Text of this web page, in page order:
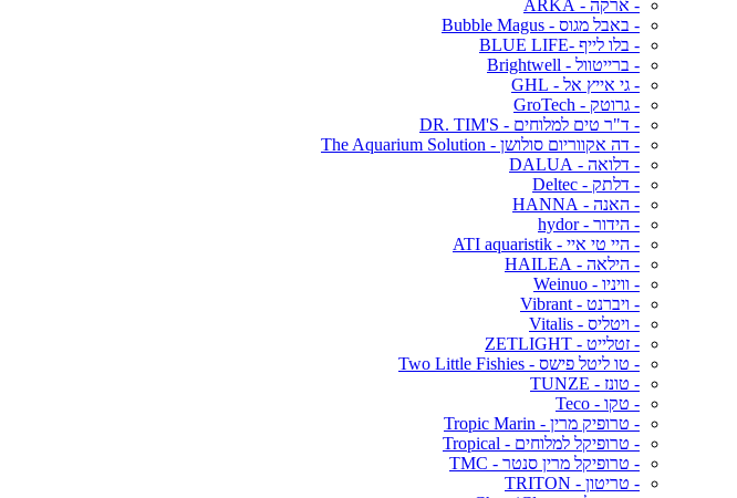
- ארקה - ARKA
- באבל מגוס - Bubble Magus
- בלו לייף -BLUE LIFE
- ברייטוול - Brightwell
- גי אייץ אל - GHL
- גרוטק - GroTech
- ד"ר טים למלוחים - DR. TIM'S
- דה אקווריום סולושן - The Aquarium Solution
- דלואה - DALUA
- דלתק - Deltec
- האנה - HANNA
- הידור - hydor
- היי טי איי - ATI aquaristik
- הילאה - HAILEA
- וויניו - Weinuo
- ויברנט - Vibrant
- ויטליס - Vitalis
- זטלייט - ZETLIGHT
- טו ליטל פישס - Two Little Fishies
- טונז - TUNZE
- טקו - Teco
- טרופיק מרין - Tropic Marin
- טרופיקל למלוחים - Tropical
- טרופיקל מרין סנטר - TMC
- טריטון - TRITON